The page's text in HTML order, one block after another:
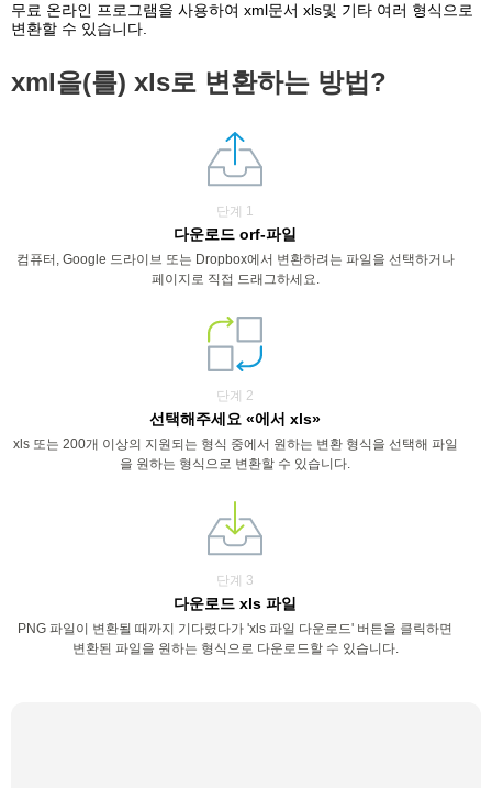
무료 온라인 프로그램을 사용하여 xml문서 xls및 기타 여러 형식으로
변환할 수 있습니다.
xml을(를) xls로 변환하는 방법?
단계 1
다운로드 orf-파일
컴퓨터, Google 드라이브 또는 Dropbox에서 변환하려는 파일을 선택하거나
페이지로 직접 드래그하세요.
단계 2
선택해주세요 «에서 xls»
xls 또는 200개 이상의 지원되는 형식 중에서 원하는 변환 형식을 선택해 파일
을 원하는 형식으로 변환할 수 있습니다.
단계 3
다운로드 xls 파일
PNG 파일이 변환될 때까지 기다렸다가 'xls 파일 다운로드' 버튼을 클릭하면
변환된 파일을 원하는 형식으로 다운로드할 수 있습니다.